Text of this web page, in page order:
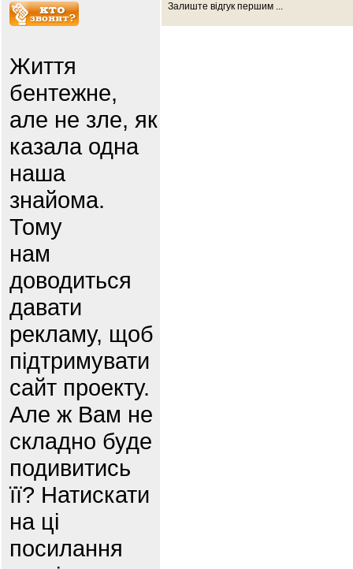
Життя
бентежне,
але не зле, як
казала одна
наша
знайома.
Тому
нам
доводиться
давати
рекламу, щоб
підтримувати
сайт проекту.
Але ж Вам не
складно буде
подивитись
її? Натискати
на ці
посилання
Залиште відгук першим ...